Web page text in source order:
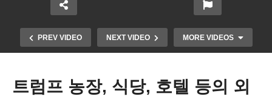
PREV VIDEO NEXT VIDEO MORE VIDEOS
트럼프 농장, 식당, 호텔 등의 외